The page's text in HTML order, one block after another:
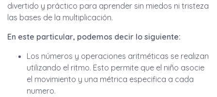
divertido y práctico para aprender sin miedos ni tristeza
las bases de la multiplicación.
En este particular, podemos decir lo siguiente:
Los números y operaciones aritméticas se realizan
utilizando el ritmo. Esto permite que el niño asocie
el movimiento y una métrica especifica a cada
numero.